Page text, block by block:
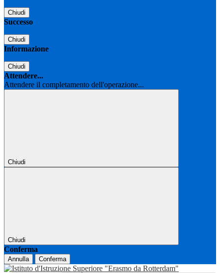
Chiudi
Successo
Chiudi
Informazione
Chiudi
Attendere...
Attendere il completamento dell'operazione...
Chiudi
Chiudi
Conferma
Annulla Conferma